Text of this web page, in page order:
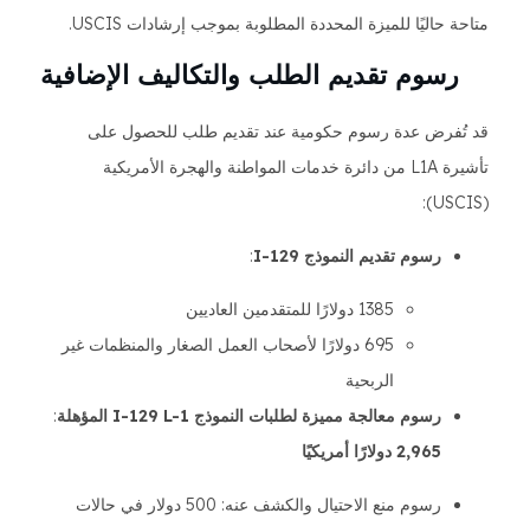
متاحة حاليًا للميزة المحددة المطلوبة بموجب إرشادات USCIS.
رسوم تقديم الطلب والتكاليف الإضافية
قد تُفرض عدة رسوم حكومية عند تقديم طلب للحصول على
تأشيرة L1A من دائرة خدمات المواطنة والهجرة الأمريكية
(USCIS):
رسوم تقديم النموذج I-129 :
1385 دولارًا للمتقدمين العاديين
695 دولارًا لأصحاب العمل الصغار والمنظمات غير
الربحية
رسوم معالجة مميزة لطلبات النموذج I-129 L-1 المؤهلة
:
2,965 دولارًا أمريكيًا
رسوم منع الاحتيال والكشف عنه: 500 دولار في حالات